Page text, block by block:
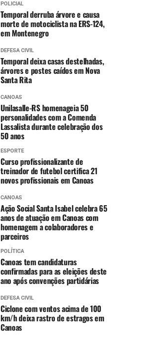
POLICIAL
Temporal derruba árvore e causa
morte de motociclista na ERS-124,
em Montenegro
DEFESA CIVIL
Temporal deixa casas destelhadas,
árvores e postes caídos em Nova
Santa Rita
CANOAS
Unilasalle-RS homenageia 50
personalidades com a Comenda
Lassalista durante celebração dos
50 anos
ESPORTE
Curso profissionalizante de
treinador de futebol certifica 21
novos profissionais em Canoas
CANOAS
Ação Social Santa Isabel celebra 65
anos de atuação em Canoas com
homenagem a colaboradores e
parceiros
POLÍTICA
Canoas tem candidaturas
confirmadas para as eleições deste
ano após convenções partidárias
DEFESA CIVIL
Ciclone com ventos acima de 100
km/h deixa rastro de estragos em
Canoas